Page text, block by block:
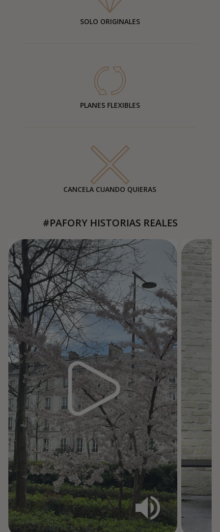
SOLO ORIGINALES
PLANES FLEXIBLES
CANCELA CUANDO QUIERAS
#PAFORY HISTORIAS REALES